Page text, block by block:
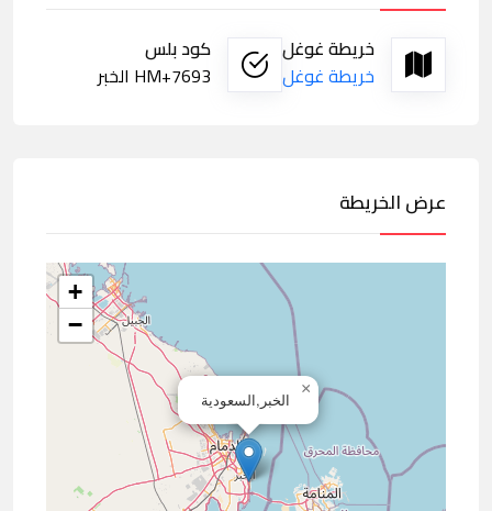
خريطة غوغل
خريطة غوغل
كود بلس
7693+HM الخبر
عرض الخريطة
الخبر,السعودية
×
+
−